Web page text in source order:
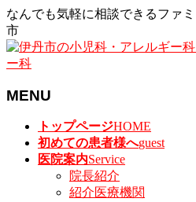
なんでも気軽に相談できるファ
市
MENU
トップページHOME
初めての患者様へguest
医院案内Service
院長紹介
紹介医療機関